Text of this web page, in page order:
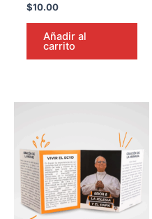
Valorado
en
0
$10.00
Añadir al
carrito